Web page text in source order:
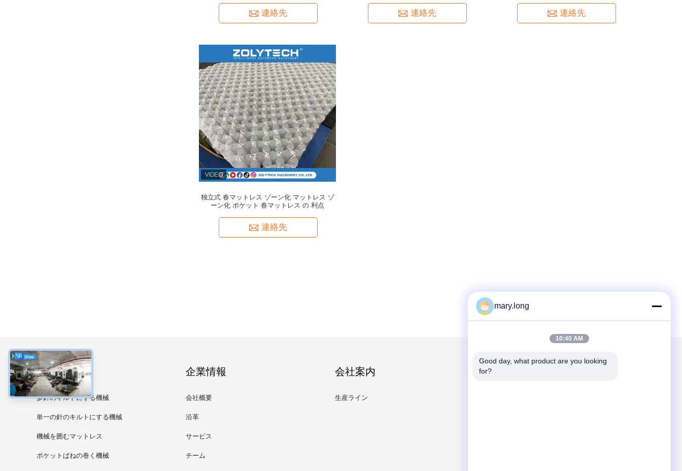
連絡先 連絡先 連絡先
独立式 春マットレス ゾーン化 マットレス ゾ
ーン化 ポケット 春マットレス の 利点
連絡先
カテゴリー
多針のキルトにする機械
単一の針のキルトにする機械
機械を囲むマットレス
ポケットばねの巻く機械
企業情報
会社概要
沿革
サービス
チーム
会社案内
生産ライン
メールでお問い合わせ
mary.long
10:40 AM
Good day, what product are you looking
for?